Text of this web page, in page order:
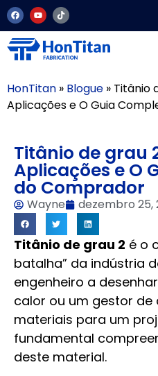
HonTitan » Blogue » Titânio
Aplicações e O Guia
Titânio de grau
Aplicações e O
do Comprador
Wayne dezembro 25,
Titânio de grau 2 é o
batalha” da indústria
engenheiro a
calor ou um gestor
materiais para um
fundamental
deste material.